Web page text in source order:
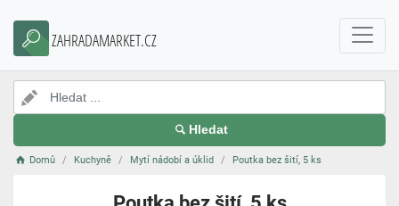
ZAHRADAMARKET.CZ
Hledat
Domů Kuchyně Mytí nádobí a úklid Poutka bez šití, 5 ks